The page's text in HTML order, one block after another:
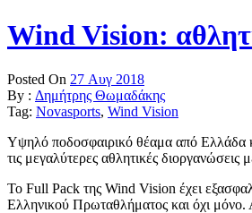
Wind Vision:
Posted On 27 Αυγ 2018
By : Δημήτρης Θωμαδάκης
Tag: Novasports, Wind Vision
Υψηλό ποδοσφαιρικό θέαμα από Ελλάδα
τις μεγαλύτερες αθλητικές
Το Full Pack της Wind Vision έχει
Ελληνικού Πρωταθλήματος και όχι